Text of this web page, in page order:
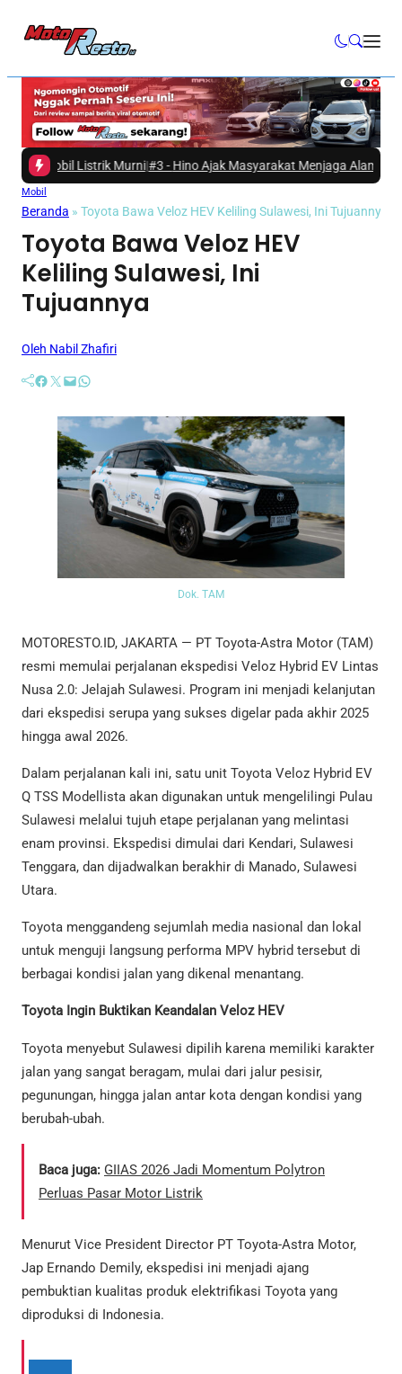
Listrik Murni|#3 -Hino Ajak Masyarakat Menjaga Alam Lindungi
Mobil
Beranda » Toyota Bawa Veloz HEV Keliling Sulawesi, Ini Tujuannya
Toyota Bawa Veloz HEV
Keliling Sulawesi, Ini
Tujuannya
Oleh Nabil Zhafiri
Facebook Twitter Mail WhatsApp
Dok. TAM
MOTORESTO.ID, JAKARTA — PT Toyota-Astra Motor (TAM)
resmi memulai perjalanan ekspedisi Veloz Hybrid EV Lintas
Nusa 2.0: Jelajah Sulawesi. Program ini menjadi kelanjutan
dari ekspedisi serupa yang sukses digelar pada akhir 2025
hingga awal 2026.
Dalam perjalanan kali ini, satu unit Toyota Veloz Hybrid EV
Q TSS Modellista akan digunakan untuk mengelilingi Pulau
Sulawesi melalui tujuh etape perjalanan yang melintasi
enam provinsi. Ekspedisi dimulai dari Kendari, Sulawesi
Tenggara, dan dijadwalkan berakhir di Manado, Sulawesi
Utara.
Toyota menggandeng sejumlah media nasional dan lokal
untuk menguji langsung performa MPV hybrid tersebut di
berbagai kondisi jalan yang dikenal menantang.
Toyota Ingin Buktikan Keandalan Veloz HEV
Toyota menyebut Sulawesi dipilih karena memiliki karakter
jalan yang sangat beragam, mulai dari jalur pesisir,
pegunungan, hingga jalan antar kota dengan kondisi yang
berubah-ubah.
Baca juga: GIIAS 2026 Jadi Momentum Polytron
Perluas Pasar Motor Listrik
Menurut Vice President Director PT Toyota-Astra Motor,
Jap Ernando Demily, ekspedisi ini menjadi ajang
pembuktian kualitas produk elektrifikasi Toyota yang
diproduksi di Indonesia.